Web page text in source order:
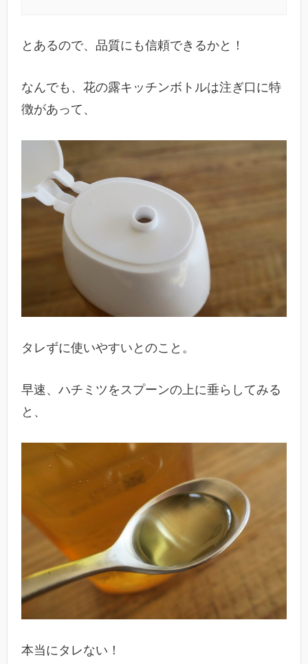
とあるので、品質にも信頼できるかと！
なんでも、花の露キッチンボトルは注ぎ口に特
徴があって、
タレずに使いやすいとのこと。
早速、ハチミツをスプーンの上に垂らしてみる
と、
本当にタレない！